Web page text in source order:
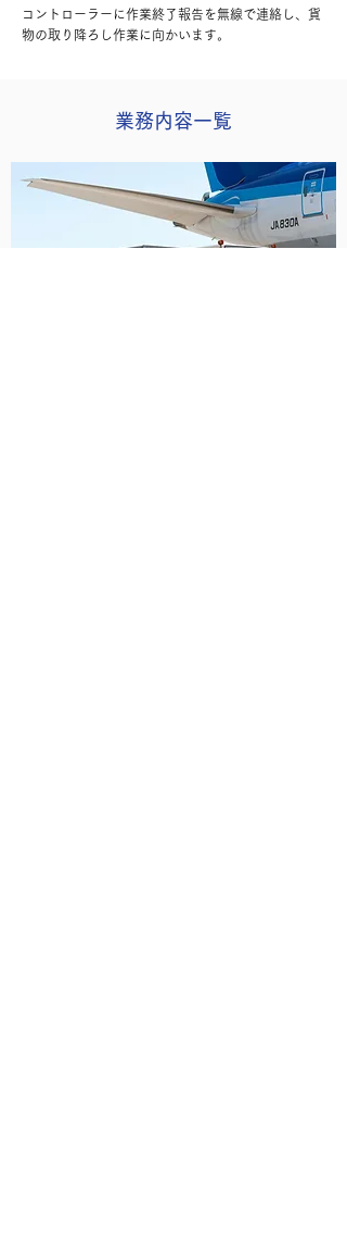
コントローラーに作業終了報告を無線で連絡し、貨
物の取り降ろし作業に向かいます。
業務内容一覧